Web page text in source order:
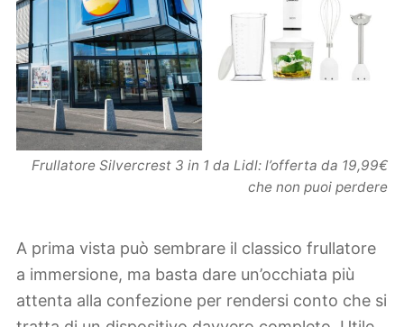
Frullatore Silvercrest 3 in 1 da Lidl: l’offerta da 19,99€
che non puoi perdere
A prima vista può sembrare il classico frullatore
a immersione, ma basta dare un’occhiata più
attenta alla confezione per rendersi conto che si